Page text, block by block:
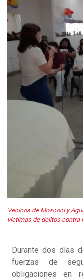
Vecinos de Mosconi y
víctimas de delitos contra
Durante dos días
fuerzas de
obligaciones en